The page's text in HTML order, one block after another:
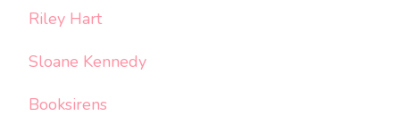
Riley Hart
Sloane Kennedy
Booksirens